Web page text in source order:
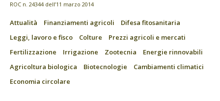
ROC n. 24344 dell’11 marzo 2014
Attualità Finanziamenti agricoli
Difesa fitosanitaria
Leggi, lavoro e fisco
Colture
Prezzi agricoli e mercati
Fertilizzazione
Irrigazione Zootecnia
Energie rinnovabili
Agricoltura biologica
Biotecnologie
Cambiamenti climatici
Economia circolare